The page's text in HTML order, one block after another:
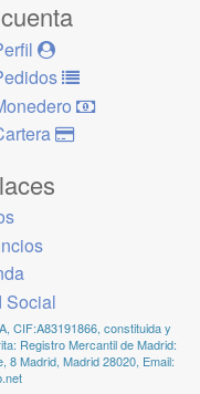
Social
CIF:A83191866, constituida y
Registro Mercantil de Madrid:
8 Madrid, Madrid 28020, Email: